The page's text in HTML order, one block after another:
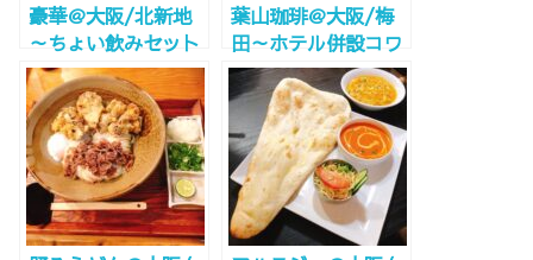
豪華＠大阪/北新地
～ちょい飲みセット
でサクッと中華!!～
葉山珈琲＠大阪/梅
田～ホテル併設コワ
ーキングカフェWi-
Fi電源完備～